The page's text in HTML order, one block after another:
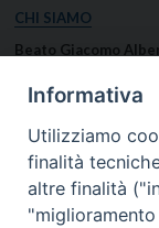
CHI SIAMO
Beato Giacomo
Missione Paolina
Luoghi delle Origini
Governo Generale
Informativa
Utilizziamo
finalità
altre finalità